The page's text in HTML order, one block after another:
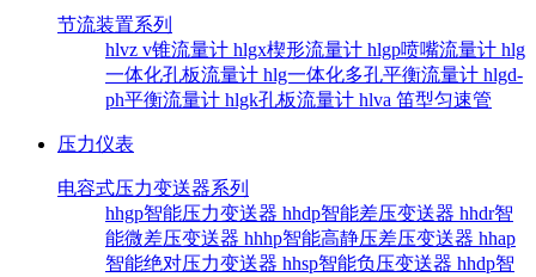
节流装置系列
hlvz v锥流量计 hlgx楔形流量计 hlgp喷嘴流量计 hlg
一体化孔板流量计 hlg一体化多孔平衡流量计 hlgd-
ph平衡流量计 hlgk孔板流量计 hlva 笛型匀速管
压力仪表
电容式压力变送器系列
hhgp智能压力变送器 hhdp智能差压变送器 hhdr智
能微差压变送器 hhhp智能高静压差压变送器 hhap
智能绝对压力变送器 hhsp智能负压变送器 hhdp智